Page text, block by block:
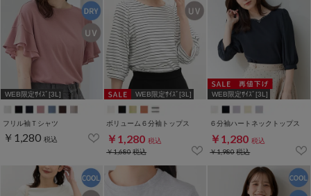
WEB限定ｻｲｽﾞ[3L]
フリル袖Ｔシャツ
￥1,280 税込
WEB限定ｻｲｽﾞ[3L]
ボリューム６分袖トップス
￥1,280 税込
￥1,680税込
WEB限定ｻｲｽﾞ[3L]
６分袖ハートネックトップス
￥1,280 税込
￥1,980税込